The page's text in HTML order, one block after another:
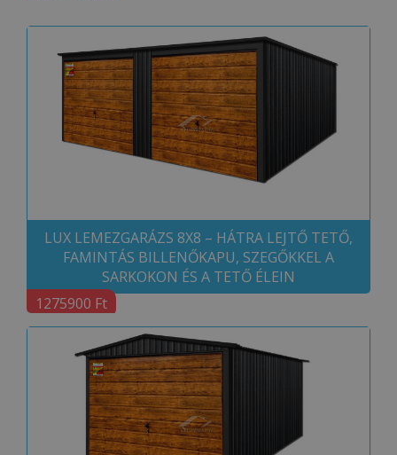
LUX LEMEZGARÁZS 8X8 – HÁTRA LEJTŐ TETŐ,
FAMINTÁS BILLENŐKAPU, SZEGŐKKEL A
SARKOKON ÉS A TETŐ ÉLEIN
1275900 Ft